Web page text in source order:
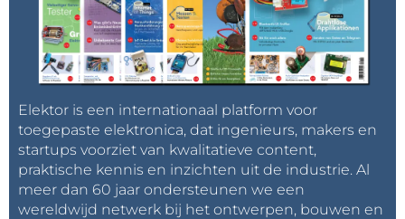
Elektor is een internationaal platform voor
toegepaste elektronica, dat ingenieurs, makers en
startups voorziet van kwalitatieve content,
praktische kennis en inzichten uit de industrie. Al
meer dan 60 jaar ondersteunen we een
wereldwijd netwerk bij het ontwerpen, bouwen en